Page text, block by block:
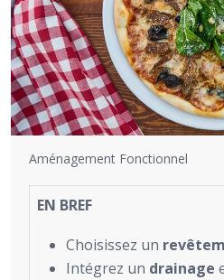
Aménagement Fonctionnel
EN BREF
Choisissez un
Intégrez un drainage